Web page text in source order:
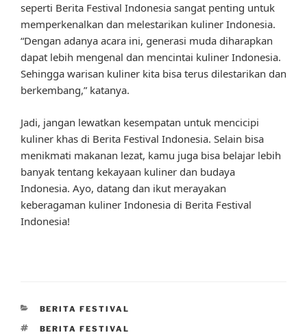
seperti Berita Festival Indonesia sangat penting untuk
memperkenalkan dan melestarikan kuliner Indonesia.
“Dengan adanya acara ini, generasi muda diharapkan
dapat lebih mengenal dan mencintai kuliner Indonesia.
Sehingga warisan kuliner kita bisa terus dilestarikan dan
berkembang,” katanya.
Jadi, jangan lewatkan kesempatan untuk mencicipi
kuliner khas di Berita Festival Indonesia. Selain bisa
menikmati makanan lezat, kamu juga bisa belajar lebih
banyak tentang kekayaan kuliner dan budaya
Indonesia. Ayo, datang dan ikut merayakan
keberagaman kuliner Indonesia di Berita Festival
Indonesia!
CATEGORIES
BERITA FESTIVAL
TAGS
BERITA FESTIVAL